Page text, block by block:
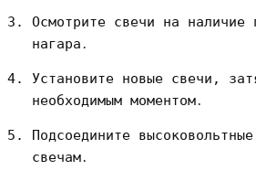
Осмотрите свечи на наличие
нагара․
Установите новые свечи,
необходимым моментом․
Подсоедините
свечам․